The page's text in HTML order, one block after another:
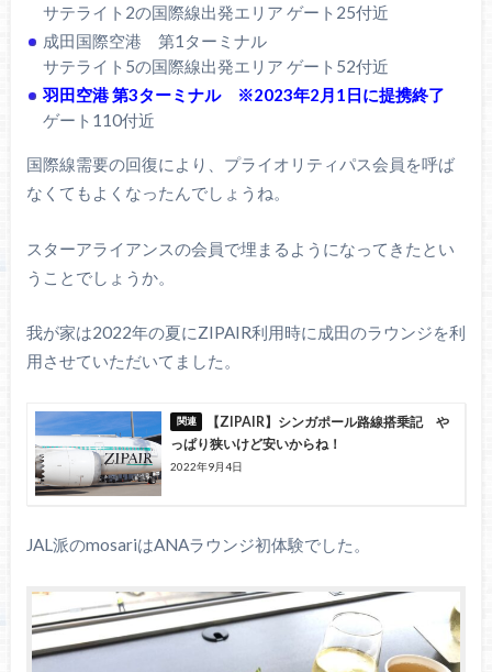
サテライト2の国際線出発エリア ゲート25付近
成田国際空港 第1ターミナル
サテライト5の国際線出発エリア ゲート52付近
羽田空港 第3ターミナル ※2023年2月1日に提携終了
ゲート110付近
国際線需要の回復により、プライオリティパス会員を呼ば
なくてもよくなったんでしょうね。
スターアライアンスの会員で埋まるようになってきたとい
うことでしょうか。
我が家は2022年の夏にZIPAIR利用時に成田のラウンジを利
用させていただいてました。
【ZIPAIR】シンガポール路線搭乗記 や
っぱり狭いけど安いからね！
2022年9月4日
JAL派のmosariはANAラウンジ初体験でした。